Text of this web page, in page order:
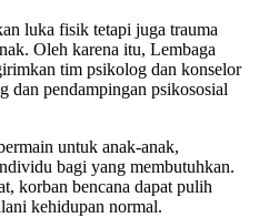
luka fisik tetapi juga trauma
Oleh karena itu, Lembaga
tim psikolog dan konselor
dan pendampingan psikososial
untuk anak-anak,
bagi yang membutuhkan.
korban bencana dapat pulih
kehidupan normal.